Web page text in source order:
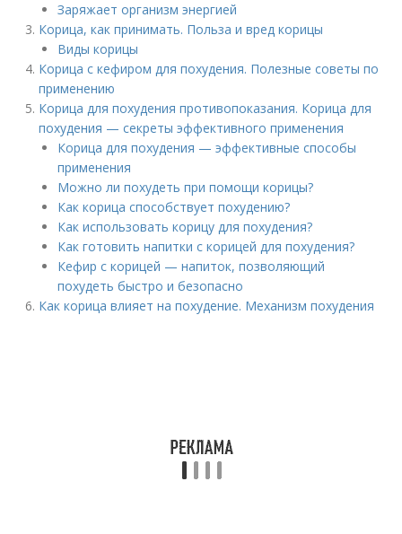
Заряжает организм энергией
Корица, как принимать. Польза и вред корицы
Виды корицы
Корица с кефиром для похудения. Полезные советы по
применению
Корица для похудения противопоказания. Корица для
похудения — секреты эффективного применения
Корица для похудения — эффективные способы
применения
Можно ли похудеть при помощи корицы?
Как корица способствует похудению?
Как использовать корицу для похудения?
Как готовить напитки с корицей для похудения?
Кефир с корицей — напиток, позволяющий
похудеть быстро и безопасно
Как корица влияет на похудение. Механизм похудения